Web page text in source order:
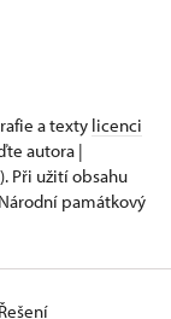
a texty licenci
autora |
Při užití obsahu
památkový
Řešení